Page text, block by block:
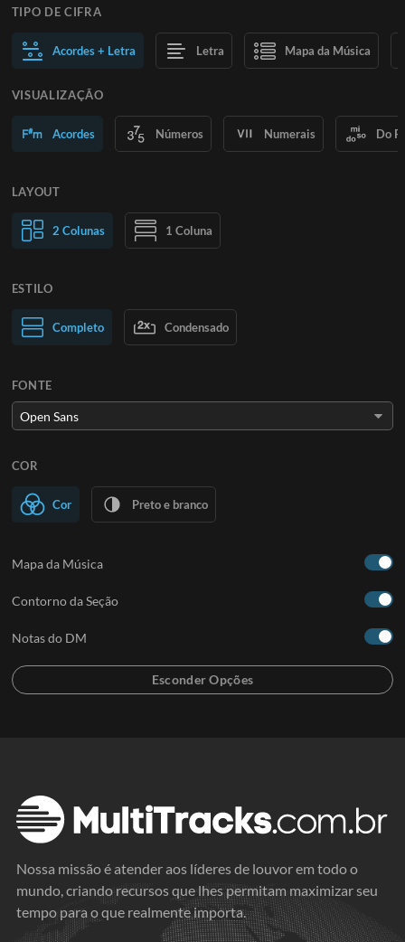
TIPO DE CIFRA
Acordes + Letra Letra Mapa da Música
VISUALIZAÇÃO
Acordes Números Numerais Do
LAYOUT
2 Colunas 1 Coluna
Texto normal Texto grande
ESTILO
Completo Condensado
FONTE
COR
Cor Preto e branco
Mapa da Música
Contorno da Seção
Notas do DM
Nossa missão é atender aos líderes de louvor em todo o
mundo, criando recursos que lhes permitam maximizar seu
tempo para o que realmente importa.